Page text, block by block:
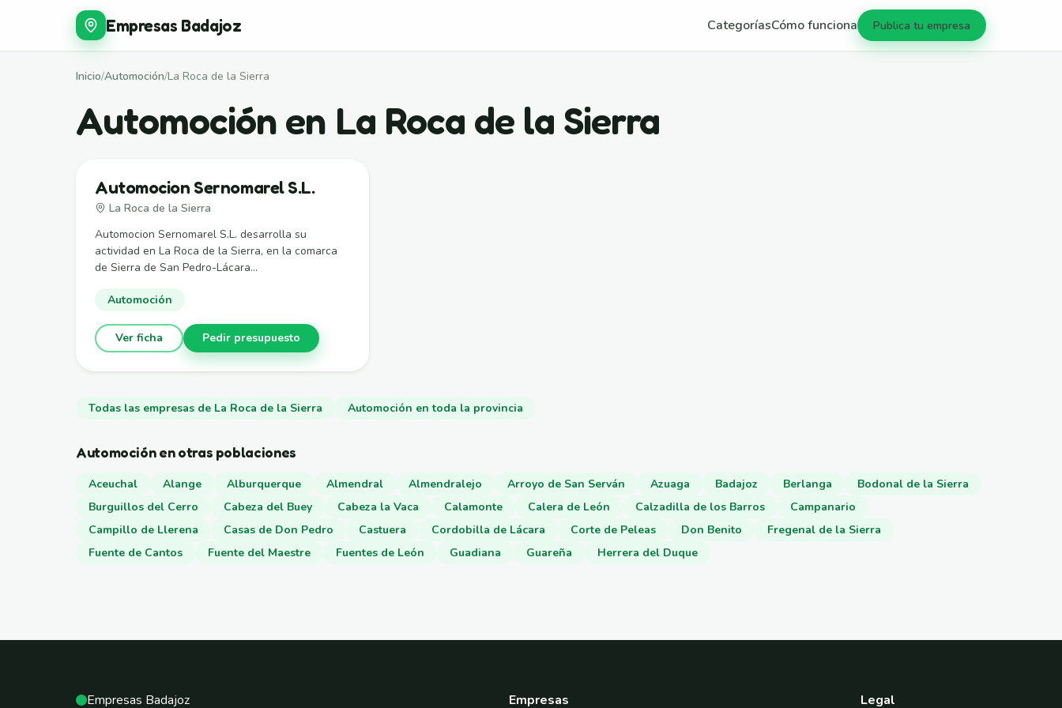
Empresas Badajoz CategoríasCómo funciona Publica tu empresa
Inicio/Automoción/La Roca de la Sierra
Automoción en La Roca de la Sierra
Automocion Sernomarel S.L.
La Roca de la Sierra
Automocion Sernomarel S.L. desarrolla su
actividad en La Roca de la Sierra, en la comarca
de Sierra de San Pedro-Lácara...
Automoción
Ver ficha Pedir presupuesto
Todas las empresas de La Roca de la Sierra Automoción en toda la provincia
Automoción en otras poblaciones
Aceuchal Alange Alburquerque Almendral Almendralejo Arroyo de San Serván Azuaga Badajoz Berlanga
Bodonal de la Sierra
Burguillos del Cerro
Cabeza del Buey Cabeza la Vaca Calamonte Calera de León Calzadilla de los Barros
Campanario
Campillo de Llerena
Casas de Don Pedro Castuera Cordobilla de Lácara Corte de Peleas Don Benito
Fregenal de la Sierra
Fuente de Cantos
Fuente del Maestre Fuentes de León Guadiana Guareña Herrera del Duque
Empresas Badajoz Empresas Legal